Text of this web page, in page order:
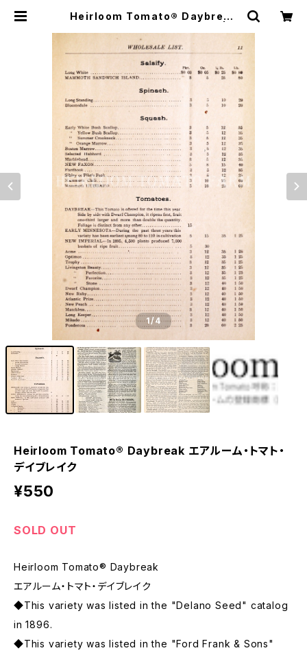
Heirloom Tomato® Daybreak
eirloom Tomato Farm
1/4
Heirloom Tomato® Daybreak エアルーム・トマト・
デイブレイク
¥550
SOLD OUT
Heirloom Tomato® Daybreak
エアルーム・トマト・デイブレイク
◆This variety was listed in the "Delano Seed" catalog
in 1896.
◆This variety was listed in the "Ford Frank & Sons"